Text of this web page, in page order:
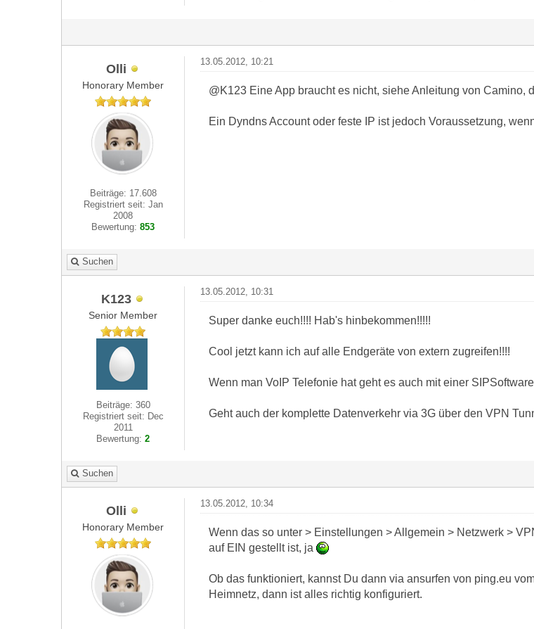
Olli
Honorary Member
Beiträge: 17.608
Registriert seit: Jan
2008
Bewertung:853
13.05.2012, 10:21
@K123 Eine App braucht es nicht, siehe Anleitung von Camino,
Ein Dyndns Account oder feste IP ist jedoch Voraussetzung,
Suchen
K123
Senior Member
Beiträge: 360
Registriert seit: Dec
2011
Bewertung:2
13.05.2012, 10:31
Super danke euch!!!! Hab's hinbekommen!!!!!
Cool jetzt kann ich auf alle Endgeräte von extern zugreifen!!!!
Wenn man VoIP Telefonie hat geht es auch mit einer
Geht auch der komplette Datenverkehr via 3G über den VPN
Suchen
Olli
Honorary Member
13.05.2012, 10:34
Wenn das so unter > Einstellungen > Allgemein > Netzwerk >
auf EIN gestellt ist, ja
Ob das funktioniert, kannst Du dann via ansurfen von ping.eu
Heimnetz, dann ist alles richtig konfiguriert.